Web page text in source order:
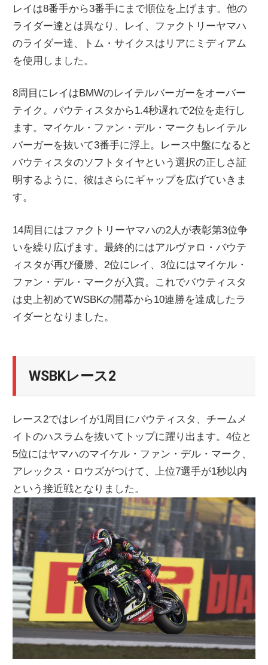
レイは8番手から3番手にまで順位を上げます。他の
ライダー達とは異なり、レイ、ファクトリーヤマハ
のライダー達、トム・サイクスはリアにミディアム
を使用しました。
8周目にレイはBMWのレイテルバーガーをオーバー
テイク。バウティスタから1.4秒遅れで2位を走行し
ます。マイケル・ファン・デル・マークもレイテル
バーガーを抜いて3番手に浮上。レース中盤になると
バウティスタのソフトタイヤという選択の正しさ証
明するように、彼はさらにギャップを広げていきま
す。
14周目にはファクトリーヤマハの2人が表彰第3位争
いを繰り広げます。最終的にはアルヴァロ・バウテ
ィスタが再び優勝、2位にレイ、3位にはマイケル・
ファン・デル・マークが入賞。これでバウティスタ
は史上初めてWSBKの開幕から10連勝を達成したラ
イダーとなりました。
WSBKレース2
レース2ではレイが1周目にバウティスタ、チームメ
イトのハスラムを抜いてトップに躍り出ます。4位と
5位にはヤマハのマイケル・ファン・デル・マーク、
アレックス・ロウズがつけて、上位7選手が1秒以内
という接近戦となりました。